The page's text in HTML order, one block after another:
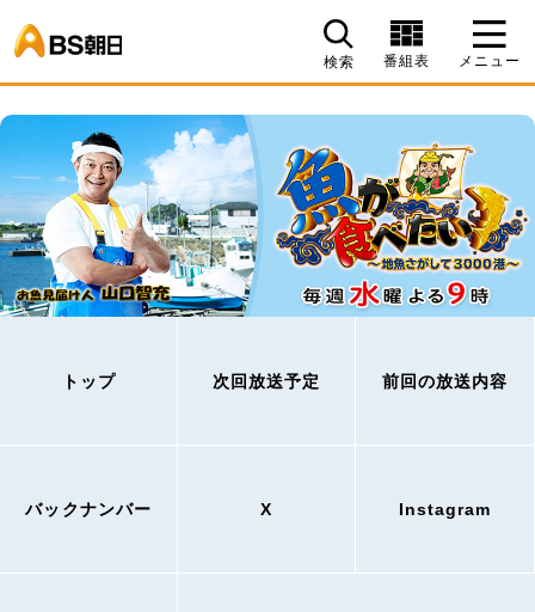
検索 番組表 メニュー
トップ 次回放送予定 前回の放送内容
バックナンバー X Instagram